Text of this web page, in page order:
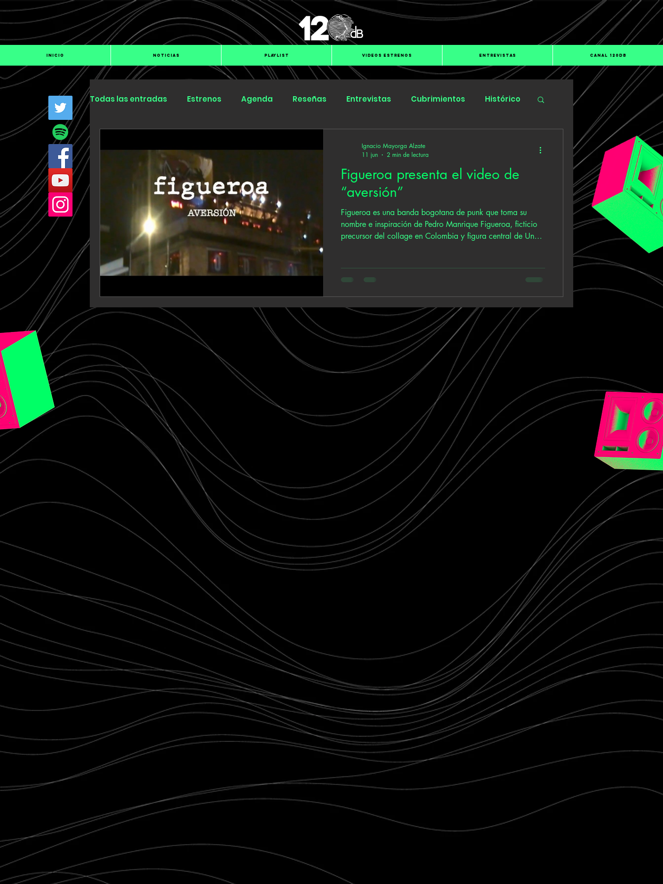
INICIO NOTICIAS PLAYLIST VIDEOS ESTRENOS ENTREVISTAS CANAL 120dB
Todas las entradas Estrenos Agenda Reseñas Entrevistas Cubrimientos Histórico
Figueroa presenta el video de
“aversión”
Figueroa es una banda bogotana de punk que toma su
nombre e inspiración de Pedro Manrique Figueroa, ficticio
precursor del collage en Colombia y figura central de Un
influencias que informan su sonido: rock urbano, punk
subterráneo y una mirada de la ciudad narrada por quienes
caminan sus aristas más sombrías y lluviosas. Su primer
trabajo, Chapinero Mixtape, fue g
Ignacio Mayorga Alzate
11 jun
2 min de lectura